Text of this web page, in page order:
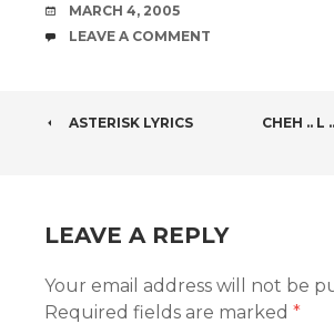
DATE
MARCH 4, 2005
COMMENTS
LEAVE A COMMENT
POST
ASTERISK LYRICS
CHEH .. L
LEAVE A REPLY
Your email address will not be
Required fields are marked *